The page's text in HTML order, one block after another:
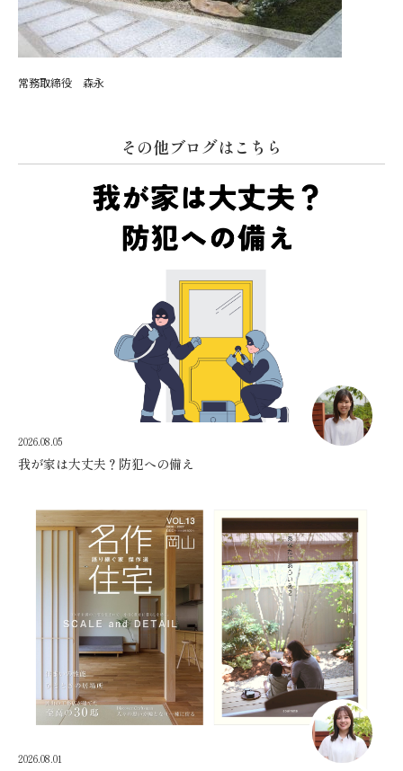
常務取締役 森永
その他ブログはこちら
2026.08.05
我が家は大丈夫？防犯への備え
2026.08.01